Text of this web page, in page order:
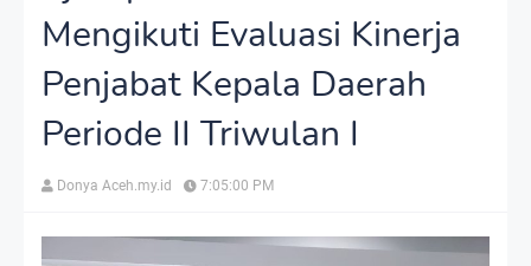
Mengikuti Evaluasi Kinerja
Penjabat Kepala Daerah
Periode II Triwulan I
Donya Aceh.my.id 7:05:00 PM